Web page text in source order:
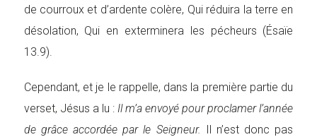
de courroux et d’ardente colère, Qui réduira la terre en
désolation, Qui en exterminera les pécheurs (Ésaïe
13.9).
Cependant, et je le rappelle, dans la première partie du
verset, Jésus a lu : Il m’a envoyé pour proclamer l’année
de grâce accordée par le Seigneur. Il n’est donc pas